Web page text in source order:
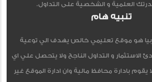
العلمية و الشخصية على التداول.
تنبيه هام
هو موقع تعليمي خالص يهدف الي توعية
الاستثمار و التداول الناجح ولا يتحصل علي اي
يقوم بادارة محافظ مالية وان ادارة الموقع غير